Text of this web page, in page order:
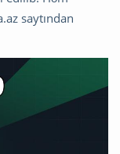
saytından